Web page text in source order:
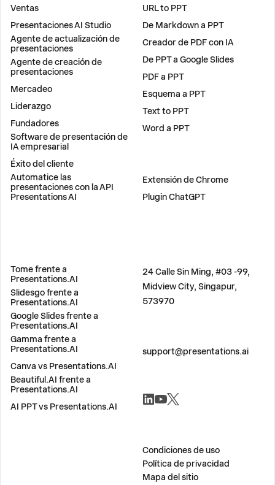
Ventas
Presentaciones AI Studio
Agente de actualización de
presentaciones
Agente de creación de
presentaciones
Mercadeo
Liderazgo
Fundadores
Software de presentación de
IA empresarial
Éxito del cliente
Automatice las
presentaciones con la API
Presentations AI
URL to PPT
De Markdown a PPT
Creador de PDF con IA
De PPT a Google Slides
PDF a PPT
Esquema a PPT
Text to PPT
Word a PPT
Extensión de Chrome
Plugin ChatGPT
Tome frente a
Presentations.AI
Slidesgo frente a
Presentations.AI
Google Slides frente a
Presentations.AI
Gamma frente a
Presentations.AI
Canva vs Presentations.AI
Beautiful.AI frente a
Presentations.AI
AI PPT vs Presentations.AI
24 Calle Sin Ming, #03 -99,
Midview City, Singapur,
573970
support@presentations.ai
Condiciones de uso
Política de privacidad
Mapa del sitio